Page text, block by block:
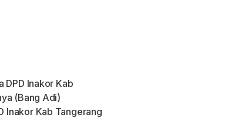
DPD Inakor Kab
(Bang Adi)
Inakor Kab Tangerang